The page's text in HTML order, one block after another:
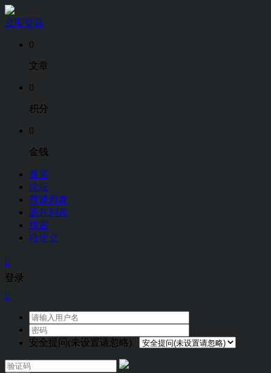
立即登录
0
文章
0
积分
0
金钱
首页
论坛
普通列表
图片列表
搜索
自定义

登录

安全提问(未设置请忽略)